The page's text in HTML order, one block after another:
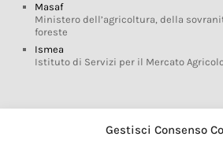
Gestisci Consenso
Masaf
Ministero dell’agricoltura, della
foreste
Ismea
Istituto di Servizi per il Mercato
Glossario DOP IGP